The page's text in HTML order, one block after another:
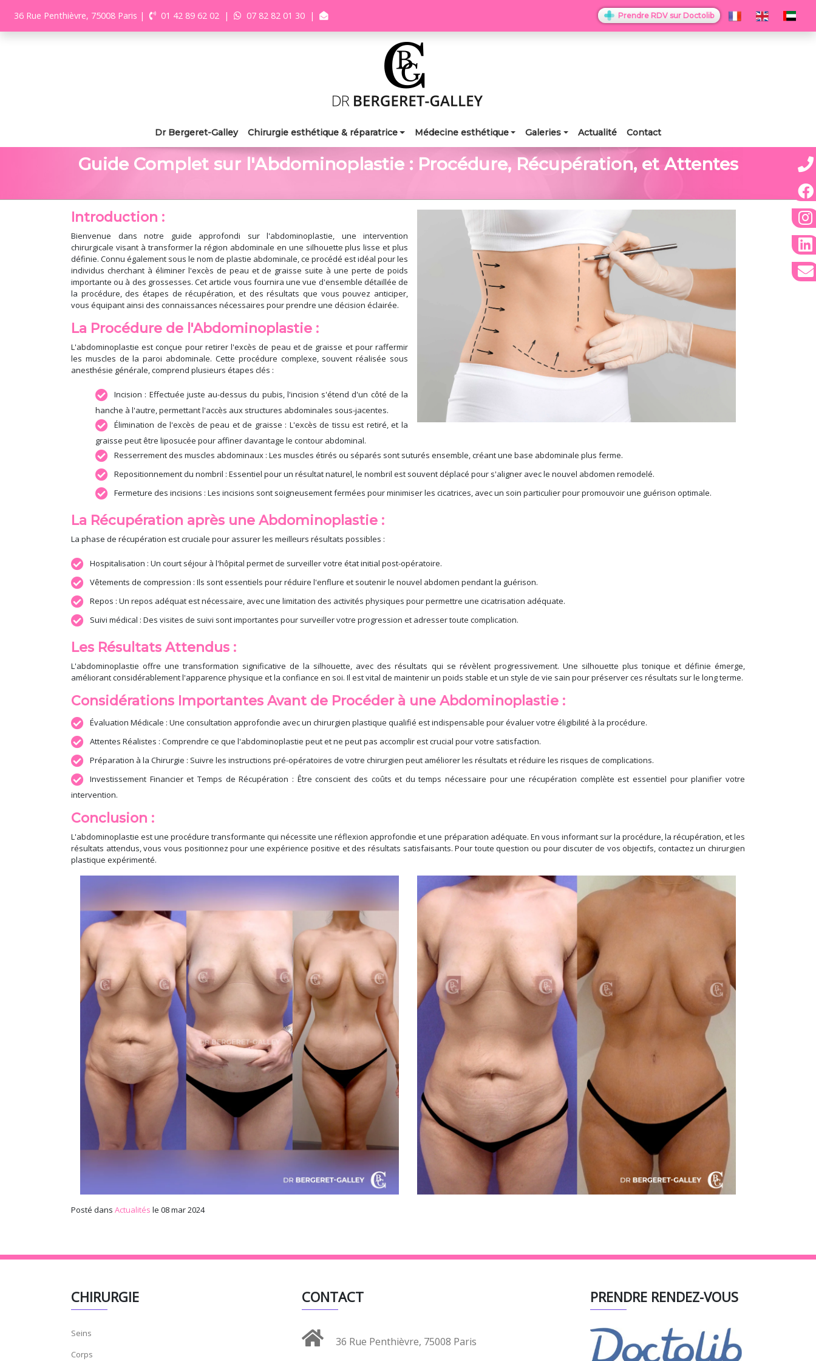
36 Rue Penthièvre, 75008 Paris | 01 42 89 62 02 | 07 82 82 01 30 | Prendre RDV sur Doctolib
Dr Bergeret-Galley Chirurgie esthétique & réparatrice Médecine esthétique Galeries Actualité Contact
Guide Complet sur l'Abdominoplastie : Procédure, Récupération, et Attentes
Introduction :
Bienvenue dans notre guide approfondi sur l'abdominoplastie, une intervention
chirurgicale visant à transformer la région abdominale en une silhouette plus lisse et plus
définie. Connu également sous le nom de plastie abdominale, ce procédé est idéal pour les
individus cherchant à éliminer l'excès de peau et de graisse suite à une perte de poids
importante ou à des grossesses. Cet article vous fournira une vue d'ensemble détaillée de
la procédure, des étapes de récupération, et des résultats que vous pouvez anticiper,
vous équipant ainsi des connaissances nécessaires pour prendre une décision éclairée.
La Procédure de l'Abdominoplastie :
L'abdominoplastie est conçue pour retirer l'excès de peau et de graisse et pour raffermir
les muscles de la paroi abdominale. Cette procédure complexe, souvent réalisée sous
anesthésie générale, comprend plusieurs étapes clés :
Incision : Effectuée juste au-dessus du pubis, l'incision s'étend d'un côté de la
hanche à l'autre, permettant l'accès aux structures abdominales sous-jacentes.
Élimination de l'excès de peau et de graisse : L'excès de tissu est retiré, et la
graisse peut être liposucée pour affiner davantage le contour abdominal.
Resserrement des muscles abdominaux : Les muscles étirés ou séparés sont suturés ensemble, créant une base abdominale plus ferme.
Repositionnement du nombril : Essentiel pour un résultat naturel, le nombril est souvent déplacé pour s'aligner avec le nouvel abdomen remodelé.
Fermeture des incisions : Les incisions sont soigneusement fermées pour minimiser les cicatrices, avec un soin particulier pour promouvoir une guérison optimale.
La Récupération après une Abdominoplastie :
La phase de récupération est cruciale pour assurer les meilleurs résultats possibles :
Hospitalisation : Un court séjour à l'hôpital permet de surveiller votre état initial post-opératoire.
Vêtements de compression : Ils sont essentiels pour réduire l'enflure et soutenir le nouvel abdomen pendant la guérison.
Repos : Un repos adéquat est nécessaire, avec une limitation des activités physiques pour permettre une cicatrisation adéquate.
Suivi médical : Des visites de suivi sont importantes pour surveiller votre progression et adresser toute complication.
Les Résultats Attendus :
L'abdominoplastie offre une transformation significative de la silhouette, avec des résultats qui se révèlent progressivement. Une silhouette plus tonique et définie émerge,
améliorant considérablement l'apparence physique et la confiance en soi. Il est vital de maintenir un poids stable et un style de vie sain pour préserver ces résultats sur le long terme.
Considérations Importantes Avant de Procéder à une Abdominoplastie :
Évaluation Médicale : Une consultation approfondie avec un chirurgien plastique qualifié est indispensable pour évaluer votre éligibilité à la procédure.
Attentes Réalistes : Comprendre ce que l'abdominoplastie peut et ne peut pas accomplir est crucial pour votre satisfaction.
Préparation à la Chirurgie : Suivre les instructions pré-opératoires de votre chirurgien peut améliorer les résultats et réduire les risques de complications.
Investissement Financier et Temps de Récupération : Être conscient des coûts et du temps nécessaire pour une récupération complète est essentiel pour planifier votre
intervention.
Conclusion :
L'abdominoplastie est une procédure transformante qui nécessite une réflexion approfondie et une préparation adéquate. En vous informant sur la procédure, la récupération, et les
résultats attendus, vous vous positionnez pour une expérience positive et des résultats satisfaisants. Pour toute question ou pour discuter de vos objectifs, contactez un chirurgien
plastique expérimenté.
Posté dans Actualités le 08 mar 2024
CHIRURGIE
Seins
Corps
CONTACT
36 Rue Penthièvre, 75008 Paris
PRENDRE RENDEZ-VOUS